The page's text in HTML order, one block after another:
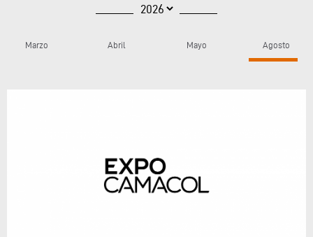
Marzo Abril Mayo Agosto